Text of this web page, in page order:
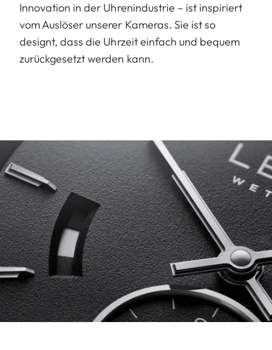
Innovation in der Uhrenindustrie – ist inspiriert
vom Auslöser unserer Kameras. Sie ist so
designt, dass die Uhrzeit einfach und bequem
zurückgesetzt werden kann.